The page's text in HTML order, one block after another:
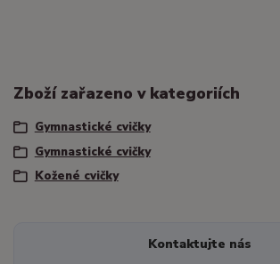
Zboží zařazeno v kategoriích
Gymnastické cvičky
Gymnastické cvičky
Kožené cvičky
Kontaktujte nás